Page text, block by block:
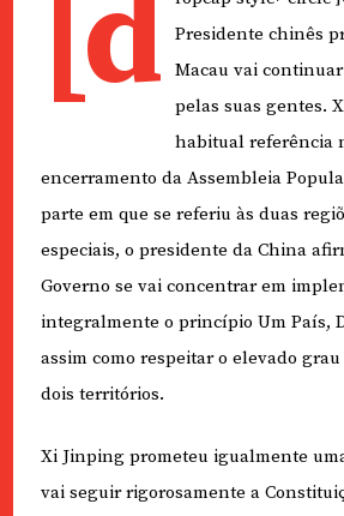
[d
Presidente chinês
Macau vai
pelas suas gentes.
habitual referência
encerramento da Assembleia
parte em que se referiu às duas
especiais, o presidente da China
Governo se vai concentrar em
integralmente o princípio Um País,
assim como respeitar o elevado
dois territórios.
Xi Jinping prometeu igualmente
vai seguir rigorosamente a